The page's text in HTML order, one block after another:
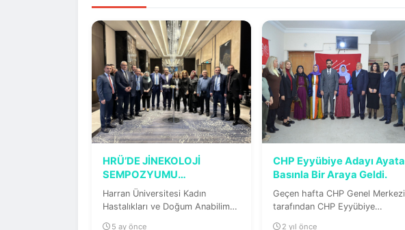
HRÜ’DE JİNEKOLOJİ
SEMPOZYUMU
DÜZENLENDİ
Harran Üniversitesi Kadın
Hastalıkları ve Doğum Anabilim
5 ay önce
CHP Eyyübiye Adayı Ayata
Basınla Bir Araya Geldi.
Geçen hafta CHP Genel Merkezi
tarafından CHP Eyyübiye
2 yıl önce